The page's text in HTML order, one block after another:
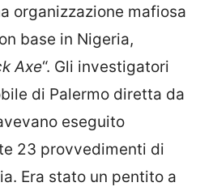
organizzazione mafiosa
base in Nigeria,
Axe“. Gli investigatori
di Palermo diretta da
eseguito
23 provvedimenti di
Era stato un pentito a